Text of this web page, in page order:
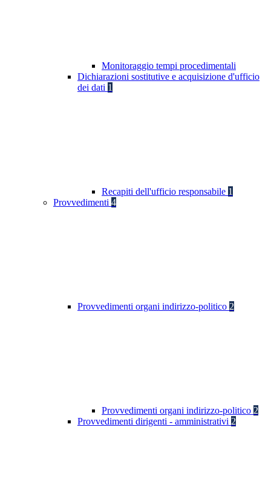
Monitoraggio tempi procedimentali
Dichiarazioni sostitutive e acquisizione d'ufficio
dei dati 1
Recapiti dell'ufficio responsabile 1
Provvedimenti 4
Provvedimenti organi indirizzo-politico 2
Provvedimenti organi indirizzo-politico 2
Provvedimenti dirigenti - amministrativi 2